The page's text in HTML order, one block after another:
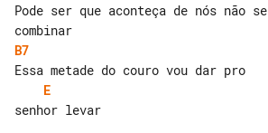
Pode ser que aconteça de nós não se
B7
E
senhor levar